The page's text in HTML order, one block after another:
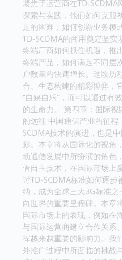
聚焦于运营商在TD-
探索与实践，他们如何克服
足的困难，如何创新业务模
TD-SCDMA的商用奠定坚实
终端厂商如何抓住机遇，推
终端产品，如何满足不同层
户数量的快速增长。这段历
合、生态构建的精彩博弈，
“自娱自乐”，而可以通过有
的生命力。 第四章：国际
的远征 中国通信产业的征
SCDMA技术的演进，也是
影。本章将从国际化的视角
动通信发展中所扮演的角色
借自主技术，在国际市场上
讨TD-SCDMA标准如何逐步
纳，成为全球三大3G标准
向世界的重要里程碑。本章
国际市场上的表现，例如在
与国际运营商建立合作关系
挥越来越重要的影响力。我
外推广过程中所面临的挑战